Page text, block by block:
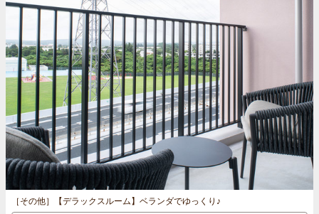
［その他］ 【デラックスルーム】ベランダでゆっくり♪